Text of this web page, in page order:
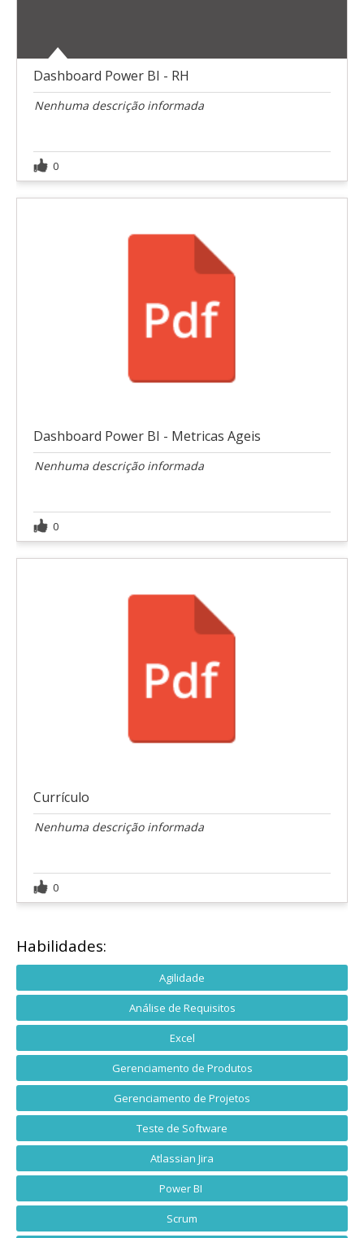
Dashboard Power BI - RH
Nenhuma descrição informada
0
Dashboard Power BI - Metricas Ageis
Nenhuma descrição informada
0
Currículo
Nenhuma descrição informada
0
Habilidades:
Agilidade
Análise de Requisitos
Excel
Gerenciamento de Produtos
Gerenciamento de Projetos
Teste de Software
Atlassian Jira
Power BI
Scrum